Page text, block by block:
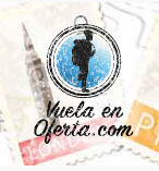
Saltar
contenido